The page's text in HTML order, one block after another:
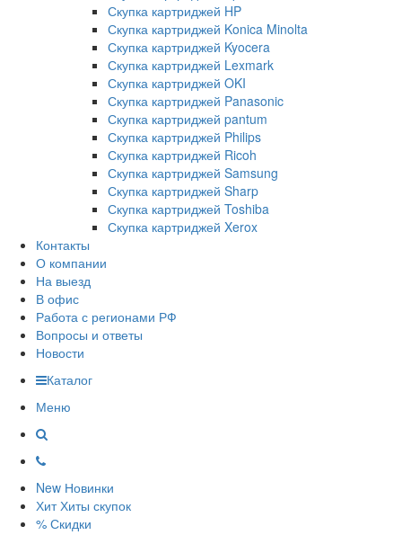
Скупка картриджей HP
Скупка картриджей Konica Minolta
Скупка картриджей Kyocera
Скупка картриджей Lexmark
Скупка картриджей OKI
Скупка картриджей Panasonic
Скупка картриджей pantum
Скупка картриджей Philips
Скупка картриджей Ricoh
Скупка картриджей Samsung
Скупка картриджей Sharp
Скупка картриджей Toshiba
Скупка картриджей Xerox
Контакты
О компании
На выезд
В офис
Работа с регионами РФ
Вопросы и ответы
Новости
Каталог
Меню
New Новинки
Хит Хиты скупок
% Скидки